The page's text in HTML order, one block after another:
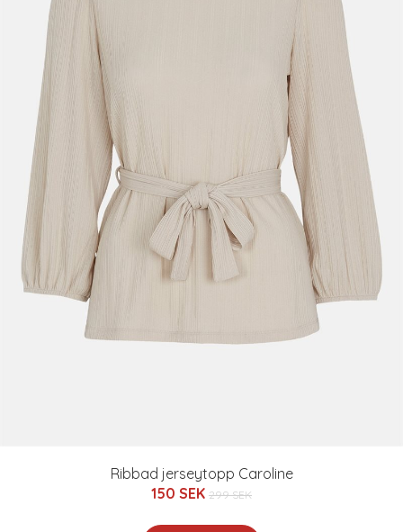
Ribbad jerseytopp Caroline
150 SEK 299 SEK